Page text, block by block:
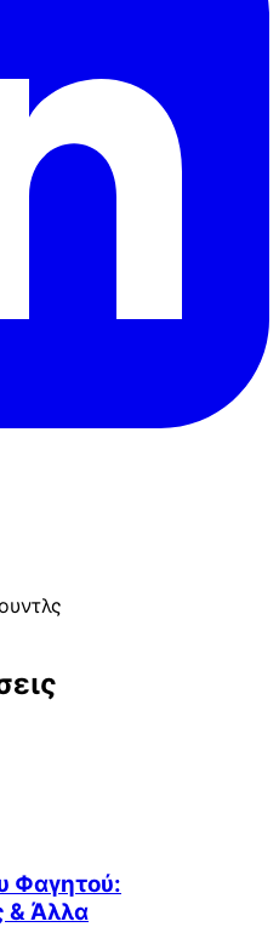
Φαγητού:
& Άλλα